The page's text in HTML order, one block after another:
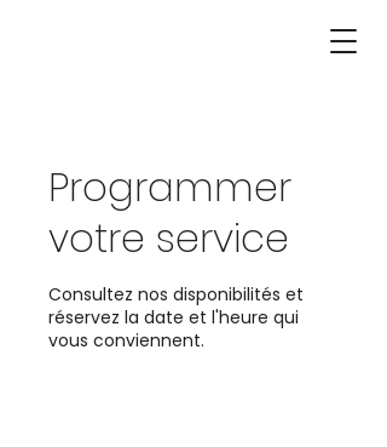
Programmer
votre service
Consultez nos disponibilités et
réservez la date et l'heure qui
vous conviennent.